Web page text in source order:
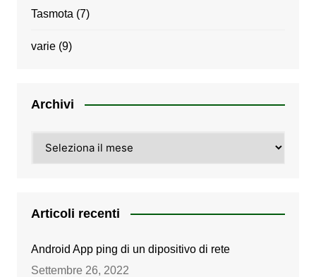
Tasmota (7)
varie(9)
Archivi
Articoli recenti
Android App ping di un dipositivo di rete
Settembre 26, 2022